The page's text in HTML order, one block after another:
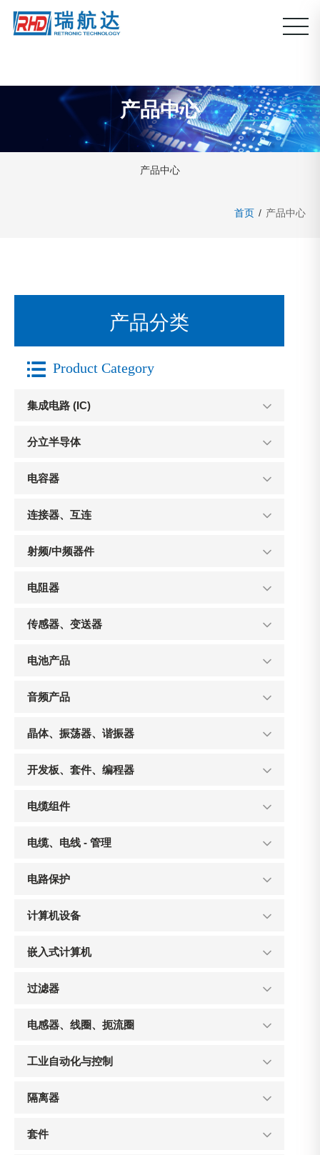
产品中心
产品中心
首页 / 产品中心
产品分类
 Product Category
集成电路 (IC)
分立半导体
电容器
连接器、互连
射频/中频器件
电阻器
传感器、变送器
电池产品
音频产品
晶体、振荡器、谐振器
开发板、套件、编程器
电缆组件
电缆、电线 - 管理
电路保护
计算机设备
嵌入式计算机
过滤器
电感器、线圈、扼流圈
工业自动化与控制
隔离器
套件